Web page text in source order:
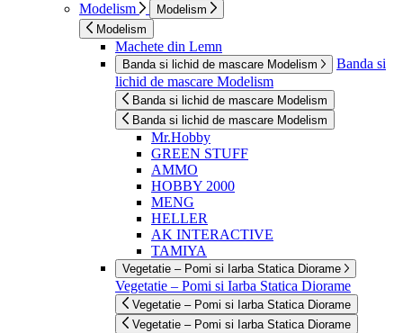
Modelism
Modelism
Modelism
Machete din Lemn
Banda si lichid de mascare Modelism
Banda si
lichid de mascare Modelism
Banda si lichid de mascare Modelism
Banda si lichid de mascare Modelism
Mr.Hobby
GREEN STUFF
AMMO
HOBBY 2000
MENG
HELLER
AK INTERACTIVE
TAMIYA
Vegetatie – Pomi si Iarba Statica Diorame
Vegetatie – Pomi si Iarba Statica Diorame
Vegetatie – Pomi si Iarba Statica Diorame
Vegetatie – Pomi si Iarba Statica Diorame